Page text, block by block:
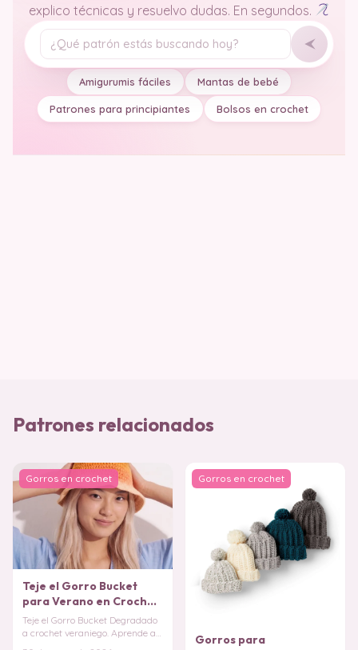
explico técnicas y resuelvo dudas. En segundos.
Tu pregunta
Amigurumis fáciles Mantas de bebé
Patrones para principiantes Bolsos en crochet
Patrones relacionados
Gorros en crochet
Teje el Gorro Bucket
para Verano en Crochet
(Patron Gratis)
Teje el Gorro Bucket Degradado
a crochet veraniego. Aprende a
Gorros en crochet
Gorros para